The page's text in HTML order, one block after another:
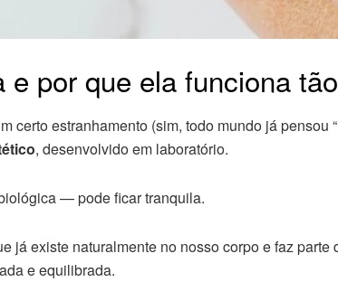
e por que ela funciona
certo estranhamento (sim, todo mundo já
, desenvolvido em laboratório.
— pode ficar tranquila.
já existe naturalmente no nosso corpo e faz parte
e equilibrada.